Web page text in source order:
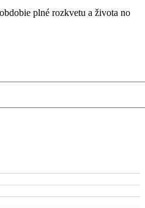
plné rozkvetu a života no